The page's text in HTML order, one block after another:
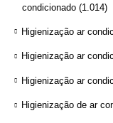
condicionado (1.014)
Higienização ar
Higienização ar
Higienização ar
Higienização de ar